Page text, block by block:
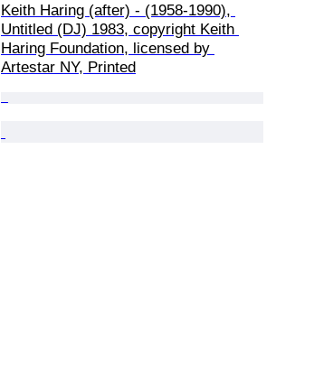
Keith Haring (after) - (1958-1990),
Untitled (DJ) 1983, copyright Keith
Haring Foundation, licensed by
Artestar NY, Printed